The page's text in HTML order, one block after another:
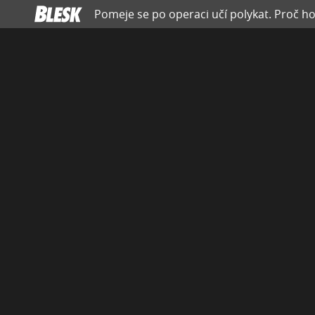
Pomeje se po operaci učí polykat. Proč